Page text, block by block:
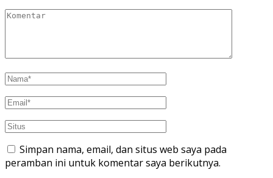
Simpan nama, email, dan situs web saya pada
peramban ini untuk komentar saya berikutnya.